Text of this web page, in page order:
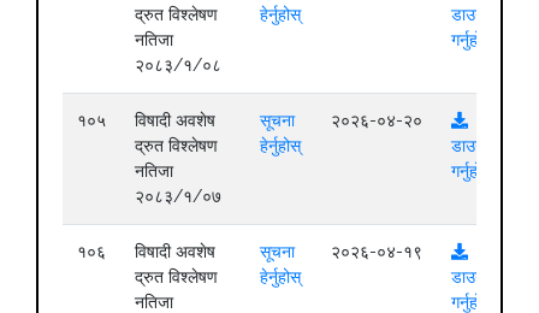
द्रुत विश्लेषण
नतिजा
२०८३/१/०८
हेर्नुहोस्
डाउनलोड
गर्नुहोस्
१०५
विषादी अवशेष
द्रुत विश्लेषण
नतिजा
२०८३/१/०७
सूचना
हेर्नुहोस्
२०२६-०४-२०
डाउनलोड
गर्नुहोस्
१०६
विषादी अवशेष
द्रुत विश्लेषण
नतिजा
सूचना
हेर्नुहोस्
२०२६-०४-१९
डाउनलोड
गर्नुहोस्